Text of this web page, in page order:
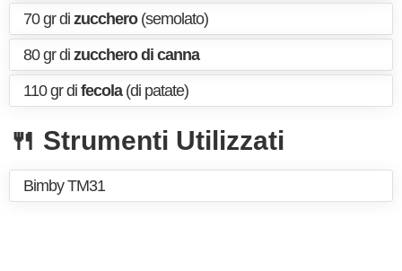
70 gr di zucchero(semolato)
80 gr di zucchero di canna
110 gr di fecola(di patate)
🍴 Strumenti Utilizzati
Bimby TM31